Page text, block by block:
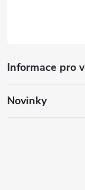
Informace pro
Novinky